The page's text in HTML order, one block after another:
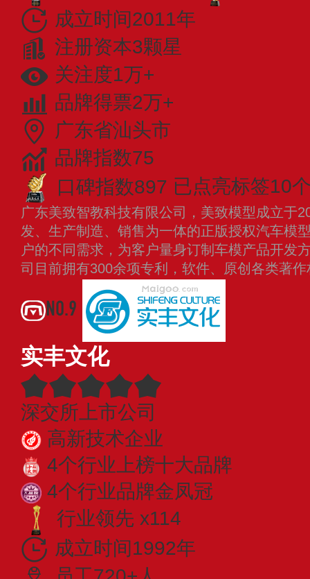
成立时间2011年
注册资本3颗星
关注度1万+
品牌得票2万+
广东省汕头市
品牌指数75
口碑指数897 已点亮标签10
广东美致智教科技有限公司，美致模型成立于
发、生产制造、销售为一体的正版授权汽车模
户的不同需求，为客户量身订制车模产品开发
司目前拥有300余项专利，软件、原创各类著
NO.9
实丰文化
深交所上市公司
高新技术企业
4个行业上榜十大品牌
4个行业品牌金凤冠
行业领先 x114
成立时间1992年